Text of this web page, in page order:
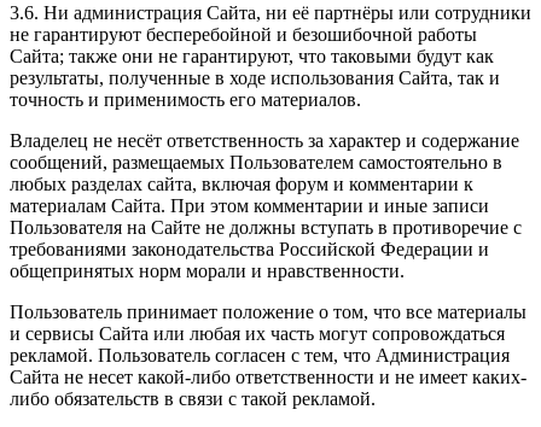
3.6. Ни администрация Сайта, ни её партнёры или сотрудники
не гарантируют бесперебойной и безошибочной работы
Сайта; также они не гарантируют, что таковыми будут как
результаты, полученные в ходе использования Сайта, так и
точность и применимость его материалов.
Владелец не несёт ответственность за характер и содержание
сообщений, размещаемых Пользователем самостоятельно в
любых разделах сайта, включая форум и комментарии к
материалам Сайта. При этом комментарии и иные записи
Пользователя на Сайте не должны вступать в противоречие с
требованиями законодательства Российской Федерации и
общепринятых норм морали и нравственности.
Пользователь принимает положение о том, что все материалы
и сервисы Сайта или любая их часть могут сопровождаться
рекламой. Пользователь согласен с тем, что Администрация
Сайта не несет какой-либо ответственности и не имеет каких-
либо обязательств в связи с такой рекламой.